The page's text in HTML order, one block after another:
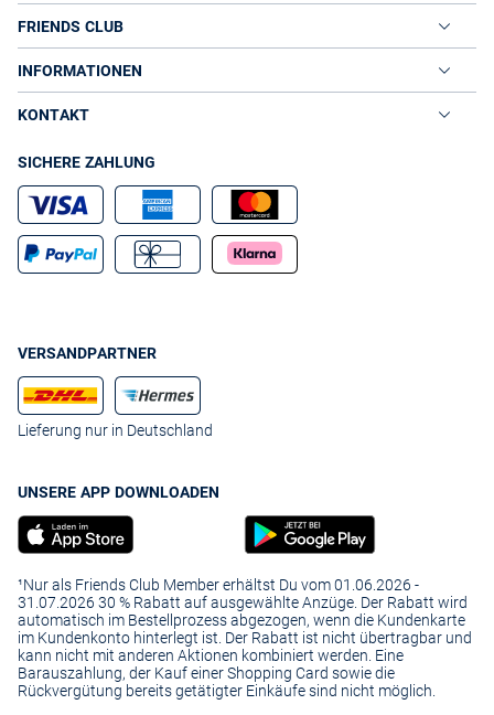
FRIENDS CLUB
INFORMATIONEN
KONTAKT
SICHERE ZAHLUNG
VERSANDPARTNER
Lieferung nur in Deutschland
UNSERE APP DOWNLOADEN
¹Nur als Friends Club Member erhältst Du vom 01.06.2026 -
31.07.2026 30 % Rabatt auf ausgewählte Anzüge. Der Rabatt wird
automatisch im Bestellprozess abgezogen, wenn die Kundenkarte
im Kundenkonto hinterlegt ist. Der Rabatt ist nicht übertragbar und
kann nicht mit anderen Aktionen kombiniert werden. Eine
Barauszahlung, der Kauf einer Shopping Card sowie die
Rückvergütung bereits getätigter Einkäufe sind nicht möglich.